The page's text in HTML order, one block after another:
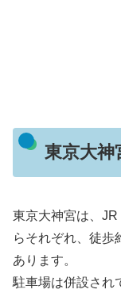
東京大神
東京大神宮は、
らそれぞれ、徒歩
あります。
駐車場は併設され